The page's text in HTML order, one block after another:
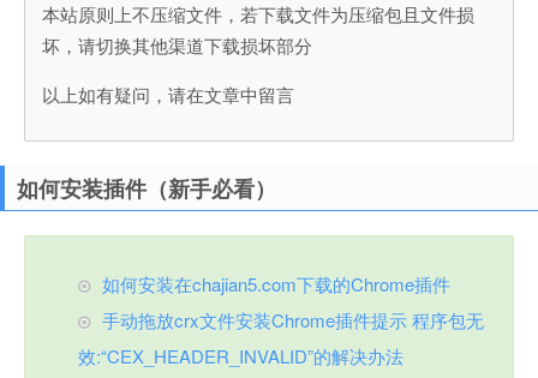
本站原则上不压缩文件，若下载文件为压缩包且文件损
坏，请切换其他渠道下载损坏部分
以上如有疑问，请在文章中留言
如何安装插件（新手必看）
如何安装在chajian5.com下载的Chrome插件
手动拖放crx文件安装Chrome插件提示 程序包无
效:“CEX_HEADER_INVALID”的解决办法